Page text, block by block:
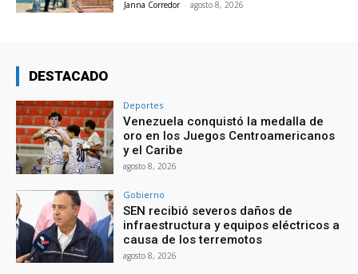
Janna Corredor - agosto 8, 2026
DESTACADO
Deportes
Venezuela conquistó la medalla de
oro en los Juegos Centroamericanos
y el Caribe
agosto 8, 2026
Gobierno
SEN recibió severos daños de
infraestructura y equipos eléctricos a
causa de los terremotos
agosto 8, 2026